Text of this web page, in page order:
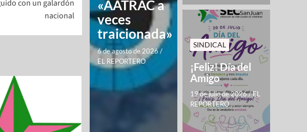
con un galardón
nacional
«AATRAC a
veces
traicionada»
6 de agosto de 2026/
EL REPORTERO
SINDICAL
¡Feliz! Día del
Amigo
19 de julio de 2026/EL
REPORTERO